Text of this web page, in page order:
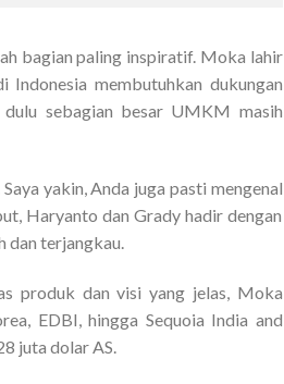
bagian paling inspiratif. Moka lahir
membutuhkan dukungan
sebagian besar UMKM masih
yakin, Anda juga pasti mengenal
Haryanto dan Grady hadir dengan
dan terjangkau.
produk dan visi yang jelas, Moka
EDBI, hingga Sequoia India and
juta dolar AS.